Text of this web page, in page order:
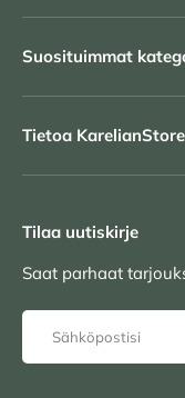
Suosituimmat
Tietoa
Tilaa uutiskirje
Saat parhaat
Sähköposti